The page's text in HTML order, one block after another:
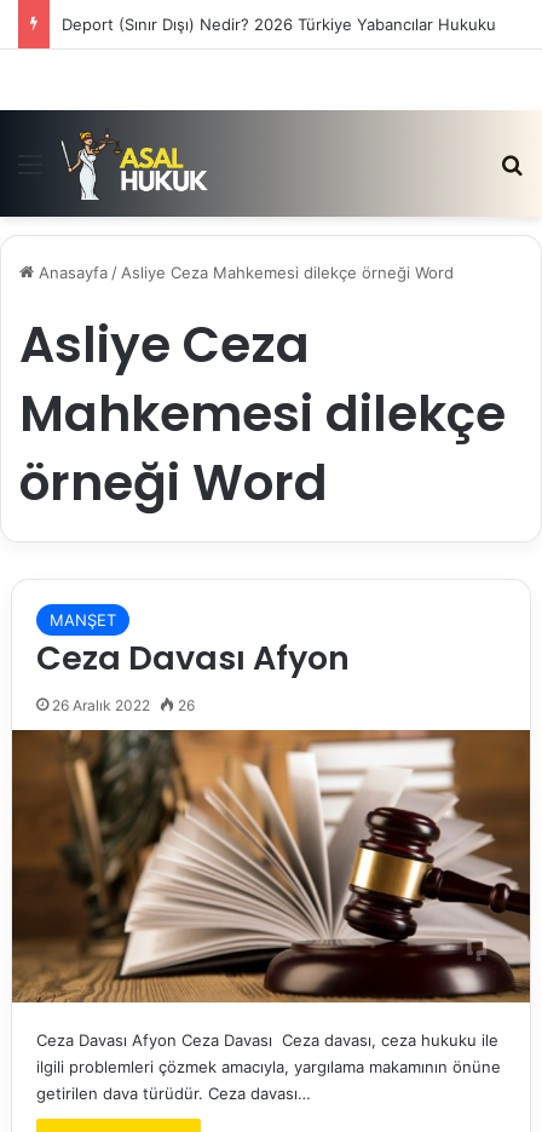
Deport (Sınır Dışı) Nedir? 2026 Türkiye Yabancılar Hukuku
Menü
Anasayfa / Asliye Ceza Mahkemesi dilekçe örneği Word
Asliye Ceza
Mahkemesi dilekçe
örneği Word
MANŞET
Ceza Davası Afyon
26 Aralık 2022 26
Ceza Davası Afyon Ceza Davası Ceza davası, ceza hukuku ile
ilgili problemleri çözmek amacıyla, yargılama makamının önüne
getirilen dava türüdür. Ceza davası…